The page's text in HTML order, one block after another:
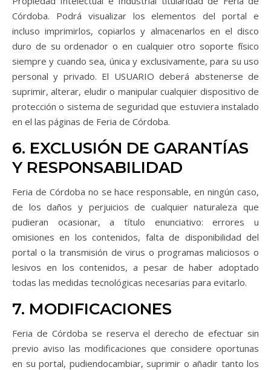
Córdoba. Podrá visualizar los elementos del portal e
incluso imprimirlos, copiarlos y almacenarlos en el disco
duro de su ordenador o en cualquier otro soporte físico
siempre y cuando sea, única y exclusivamente, para su uso
personal y privado. El USUARIO deberá abstenerse de
suprimir, alterar, eludir o manipular cualquier dispositivo de
protección o sistema de seguridad que estuviera instalado
en el las páginas de Feria de Córdoba.
6. EXCLUSIÓN DE GARANTÍAS
Y RESPONSABILIDAD
Feria de Córdoba no se hace responsable, en ningún caso,
de los daños y perjuicios de cualquier naturaleza que
pudieran ocasionar, a título enunciativo: errores u
omisiones en los contenidos, falta de disponibilidad del
portal o la transmisión de virus o programas maliciosos o
lesivos en los contenidos, a pesar de haber adoptado
todas las medidas tecnológicas necesarias para evitarlo.
7. MODIFICACIONES
Feria de Córdoba se reserva el derecho de efectuar sin
previo aviso las modificaciones que considere oportunas
en su portal, pudiendocambiar, suprimir o añadir tanto los